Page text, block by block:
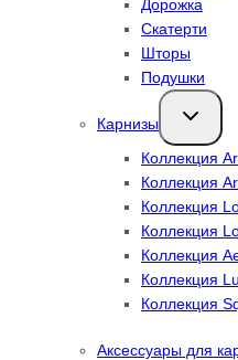
Дорожка
Скатерти
Шторы
Подушки
Карнизы
дочернее
Коллекция
Коллекция
Коллекция
Коллекция
Коллекция
Коллекция
Коллекция
Аксессуары для